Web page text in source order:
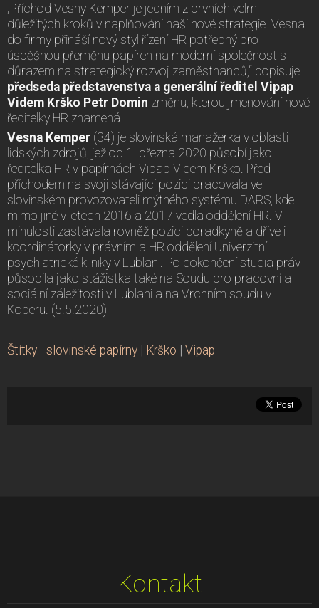
„Příchod Vesny Kemper je jedním z prvních velmi
důležitých kroků v naplňování naší nové strategie. Vesna
do firmy přináší nový styl řízení HR potřebný pro
úspěšnou přeměnu papíren na moderní společnost s
důrazem na strategický rozvoj zaměstnanců,“ popisuje
předseda představenstva a generální ředitel Vipap
Videm Krško Petr Domin změnu, kterou jmenování nové
ředitelky HR znamená.
Vesna Kemper (34) je slovinská manažerka v oblasti
lidských zdrojů, jež od 1. března 2020 působí jako
ředitelka HR v papírnách Vipap Videm Krško. Před
příchodem na svoji stávající pozici pracovala ve
slovinském provozovateli mýtného systému DARS, kde
mimo jiné v letech 2016 a 2017 vedla oddělení HR. V
minulosti zastávala rovněž pozici poradkyně a dříve i
koordinátorky v právním a HR oddělení Univerzitní
psychiatrické kliniky v Lublani. Po dokončení studia práv
působila jako stážistka také na Soudu pro pracovní a
sociální záležitosti v Lublani a na Vrchním soudu v
Koperu. (5.5.2020)
Štítky: slovinské papírny | Krško | Vipap
Kontakt